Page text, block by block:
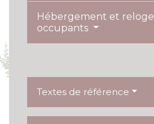
Hébergement et
occupants
Textes de référence